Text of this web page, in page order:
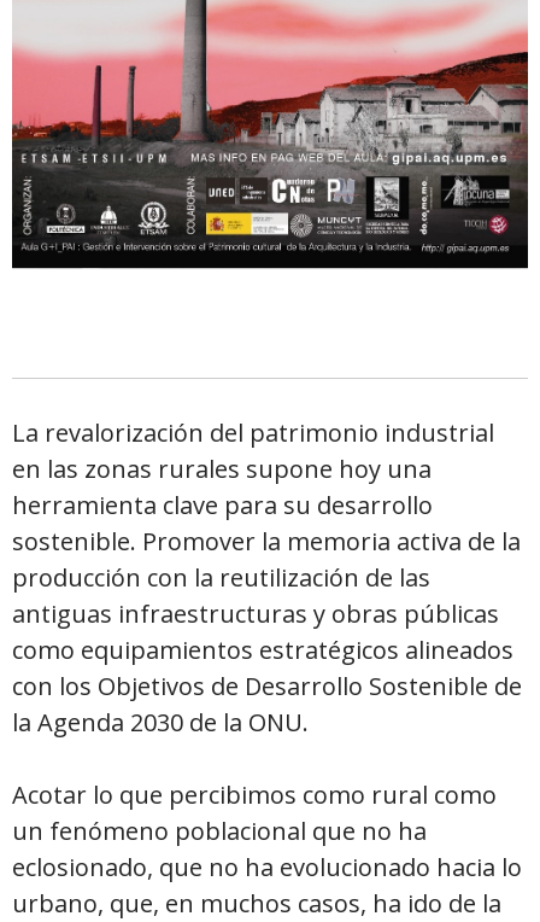
La revalorización del patrimonio industrial
en las zonas rurales supone hoy una
herramienta clave para su desarrollo
sostenible. Promover la memoria activa de la
producción con la reutilización de las
antiguas infraestructuras y obras públicas
como equipamientos estratégicos alineados
con los Objetivos de Desarrollo Sostenible de
la Agenda 2030 de la ONU.
Acotar lo que percibimos como rural como
un fenómeno poblacional que no ha
eclosionado, que no ha evolucionado hacia lo
urbano, que, en muchos casos, ha ido de la